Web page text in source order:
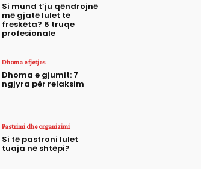
Si mund t’ju qëndrojnë
më gjatë lulet të
freskëta? 6 truqe
profesionale
Dhoma e fjetjes
Dhoma e gjumit: 7
ngjyra për relaksim
Pastrimi dhe organizimi
Si të pastroni lulet
tuaja në shtëpi?